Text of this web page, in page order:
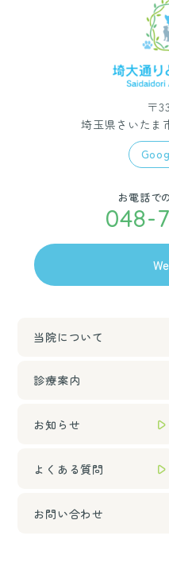
〒
埼玉県さいたま
お電話で
048-
当院について
診療案内
お知らせ
よくある質問
お問い合わせ